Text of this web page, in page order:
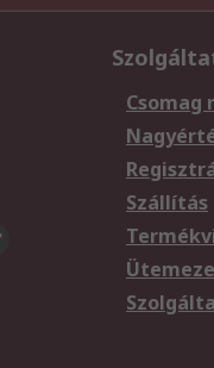
Csomag
Szállítás